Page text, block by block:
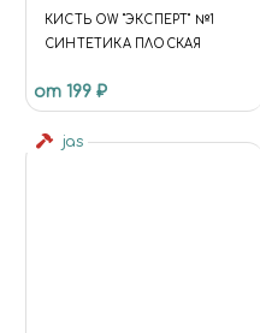
КИСТЬ OW "ЭКСПЕРТ" №1
СИНТЕТИКА ПЛОСКАЯ
от 199 ₽
jas